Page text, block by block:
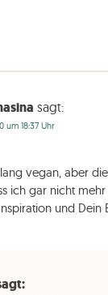
sagt:
um 18:37 Uhr
vegan, aber
ich gar nicht
und Dein